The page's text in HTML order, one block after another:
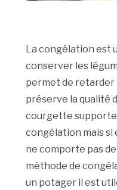
La congélation est
conserver les
permet de retarder
préserve la qualité
courgette
congélation mais
ne comporte pas
méthode de
un potager il est